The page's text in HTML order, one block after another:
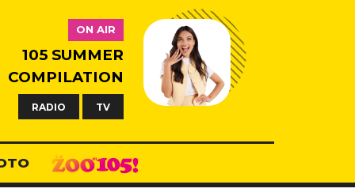
ON AIR
105 SUMMER
COMPILATION
RADIO TV